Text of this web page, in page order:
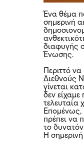
Ένα θέμα
σημερινή
διαφυγής
Ένωσης.
Περιττό
Διεθνούς
γίνεται
δεν είχαμε
τελευταία
Επομένως,
πρέπει να
το
Η